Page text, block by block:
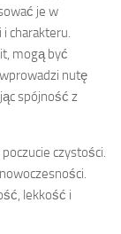
je w
i charakteru.
mogą być
nutę
spójność z
czystości.
lekkość i